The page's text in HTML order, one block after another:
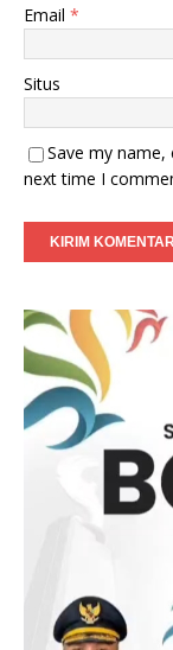
Email *
Situs
Save my
next time I